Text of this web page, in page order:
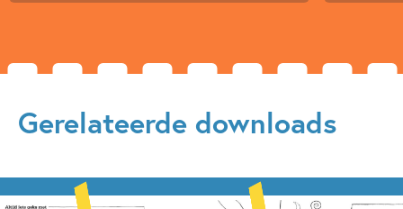
Gerelateerde downloads